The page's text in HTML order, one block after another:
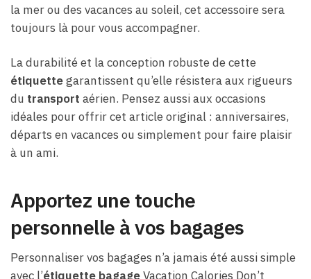
la mer ou des vacances au soleil, cet accessoire sera
toujours là pour vous accompagner.
La durabilité et la conception robuste de cette
étiquettegarantissent qu’elle résistera aux rigueurs
du transport aérien. Pensez aussi aux occasions
idéales pour offrir cet article original : anniversaires,
départs en vacances ou simplement pour faire plaisir
à un ami.
Apportez une touche
personnelle à vos bagages
Personnaliser vos bagages n’a jamais été aussi simple
avec l’étiquette bagageVacation Calories Don’t